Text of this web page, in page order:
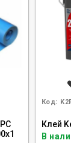
Код:
Клей
В